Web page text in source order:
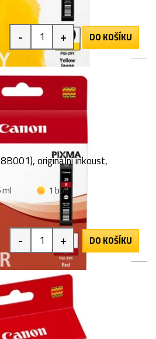
- + DO KOŠÍKU
originální inkoust,
ml
1 bod
- + DO KOŠÍKU